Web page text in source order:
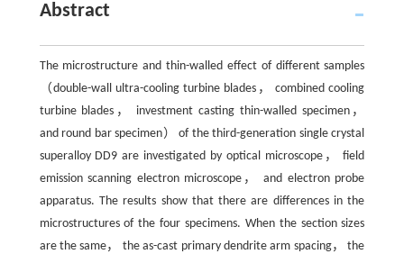
Abstract
The microstructure and thin-walled effect of different samples
（double-wall ultra-cooling turbine blades， combined cooling
turbine blades， investment casting thin-walled specimen，
and round bar specimen） of the third-generation single crystal
superalloy DD9 are investigated by optical microscope， field
emission scanning electron microscope， and electron probe
apparatus. The results show that there are differences in the
microstructures of the four specimens. When the section sizes
are the same， the as-cast primary dendrite arm spacing， the